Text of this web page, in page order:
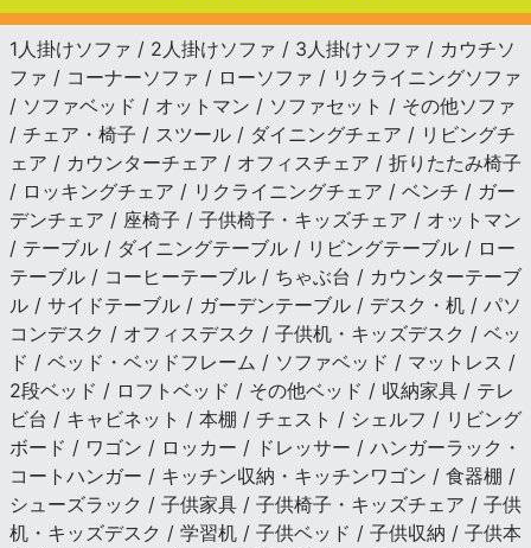
1人掛けソファ / 2人掛けソファ / 3人掛けソファ / カウチソ
ファ / コーナーソファ / ローソファ / リクライニングソファ
/ ソファベッド / オットマン / ソファセット / その他ソファ
/ チェア・椅子 / スツール / ダイニングチェア / リビングチ
ェア / カウンターチェア / オフィスチェア / 折りたたみ椅子
/ ロッキングチェア / リクライニングチェア / ベンチ / ガー
デンチェア / 座椅子 / 子供椅子・キッズチェア / オットマン
/ テーブル / ダイニングテーブル / リビングテーブル / ロー
テーブル / コーヒーテーブル / ちゃぶ台 / カウンターテーブ
ル / サイドテーブル / ガーデンテーブル / デスク・机 / パソ
コンデスク / オフィスデスク / 子供机・キッズデスク / ベッ
ド / ベッド・ベッドフレーム / ソファベッド / マットレス /
2段ベッド / ロフトベッド / その他ベッド / 収納家具 / テレ
ビ台 / キャビネット / 本棚 / チェスト / シェルフ / リビング
ボード / ワゴン / ロッカー / ドレッサー / ハンガーラック・
コートハンガー / キッチン収納・キッチンワゴン / 食器棚 /
シューズラック / 子供家具 / 子供椅子・キッズチェア / 子供
机・キッズデスク / 学習机 / 子供ベッド / 子供収納 / 子供本